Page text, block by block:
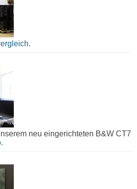
.
neu eingerichteten B&W CT7